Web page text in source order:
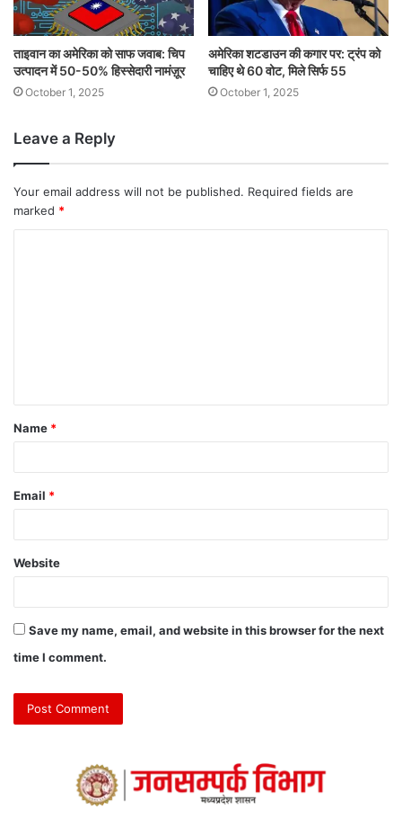
ताइवान का अमेरिका को साफ जवाब: चिप
उत्पादन में 50-50% हिस्सेदारी नामंज़ूर
October 1, 2025
अमेरिका शटडाउन की कगार पर: ट्रंप को
चाहिए थे 60 वोट, मिले सिर्फ 55
October 1, 2025
Leave a Reply
Your email address will not be published. Required fields are
marked *
Name *
Email *
Website
Save my name, email, and website in this browser for the next
time I comment.